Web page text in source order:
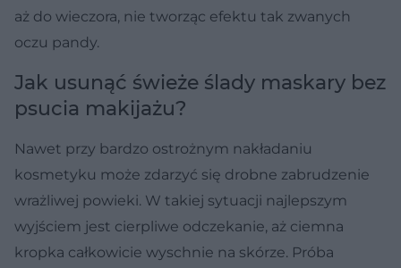
aż do wieczora, nie tworząc efektu tak zwanych
oczu pandy.
Jak usunąć świeże ślady maskary bez
psucia makijażu?
Nawet przy bardzo ostrożnym nakładaniu
kosmetyku może zdarzyć się drobne zabrudzenie
wrażliwej powieki. W takiej sytuacji najlepszym
wyjściem jest cierpliwe odczekanie, aż ciemna
kropka całkowicie wyschnie na skórze. Próba